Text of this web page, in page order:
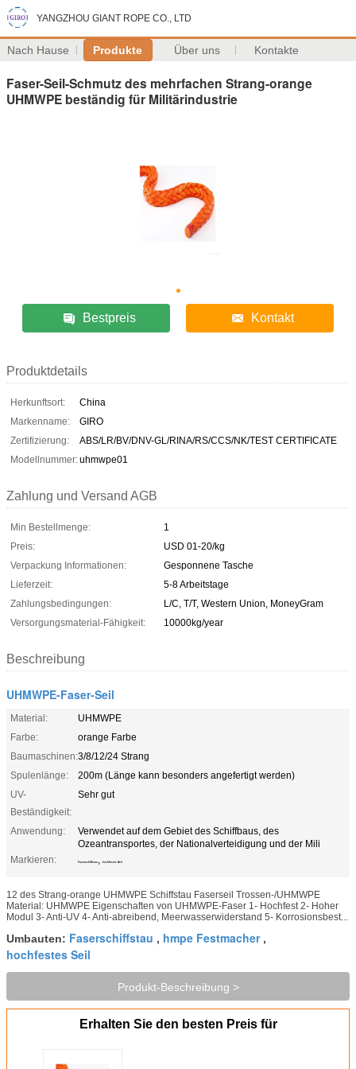
YANGZHOU GIANT ROPE CO., LTD
Nach Hause Produkte Über uns Kontakte
Faser-Seil-Schmutz des mehrfachen Strang-orange
UHMWPE beständig für Militärindustrie
Bestpreis Kontakt
Produktdetails
Herkunftsort:
China
Markenname:
GIRO
Zertifizierung:
ABS/LR/BV/DNV-GL/RINA/RS/CCS/NK/TEST CERTIFICATE
Modellnummer:uhmwpe01
Zahlung und Versand AGB
Min Bestellmenge:
1
Preis:
USD 01-20/kg
Verpackung Informationen:
Gesponnene Tasche
Lieferzeit:
5-8 Arbeitstage
Zahlungsbedingungen:
L/C, T/T, Western Union, MoneyGram
Versorgungsmaterial-Fähigkeit:
10000kg/year
Beschreibung
UHMWPE-Faser-Seil
Material:
UHMWPE
Farbe:
orange Farbe
Baumaschinen:3/8/12/24 Strang
Spulenlänge:
200m (Länge kann besonders angefertigt werden)
UV-
Beständigkeit:
Sehr gut
Anwendung:
Verwendet auf dem Gebiet des Schiffbaus, des
Ozeantransportes, der Nationalverteidigung und der Mili
Markieren:
Faserschiffstau , hochfestes Seil
12 des Strang-orange UHMWPE Schiffstau Faserseil Trossen-/UHMWPE
Material: UHMWPE Eigenschaften von UHMWPE-Faser 1- Hochfest 2- Hoher
Modul 3- Anti-UV 4- Anti-abreibend, Meerwasserwiderstand 5- Korrosionsbest...
Umbauten: Faserschiffstau , hmpe Festmacher,
hochfestes Seil
Produkt-Beschreibung >
Erhalten Sie den besten Preis für